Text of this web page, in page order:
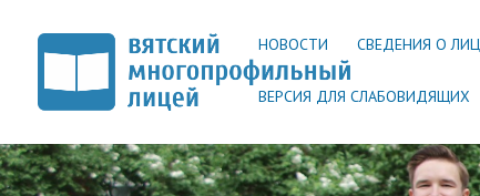
НОВОСТИ СВЕДЕНИЯ О
ВЕРСИЯ ДЛЯ СЛАБОВИДЯЩИХ